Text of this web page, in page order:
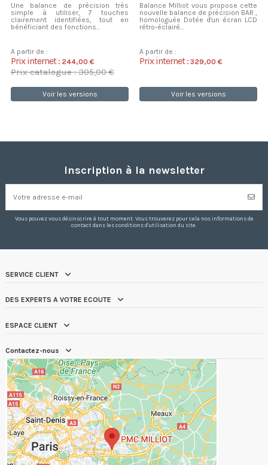
Une balance de précision très
simple à utiliser, 7 touches
clairement identifiées, tout en
bénéficiant des fonctions...
A partir de :
Prix internet : 244,00 €
Prix catalogue : 305,00 €
Voir les versions
Balance Milliot vous propose cette
nouvelle balance de précision BAR ,
homologuée Dotée d'un écran LCD
rétro-éclairé...
A partir de :
Prix internet : 329,00 €
Voir les versions
Inscription à la newsletter
Vous pouvez vous désinscrire à tout moment. Vous trouverez pour cela nos informations de
contact dans les conditions d'utilisation du site.
SERVICE CLIENT
DES EXPERTS A VOTRE ECOUTE
ESPACE CLIENT
Contactez-nous